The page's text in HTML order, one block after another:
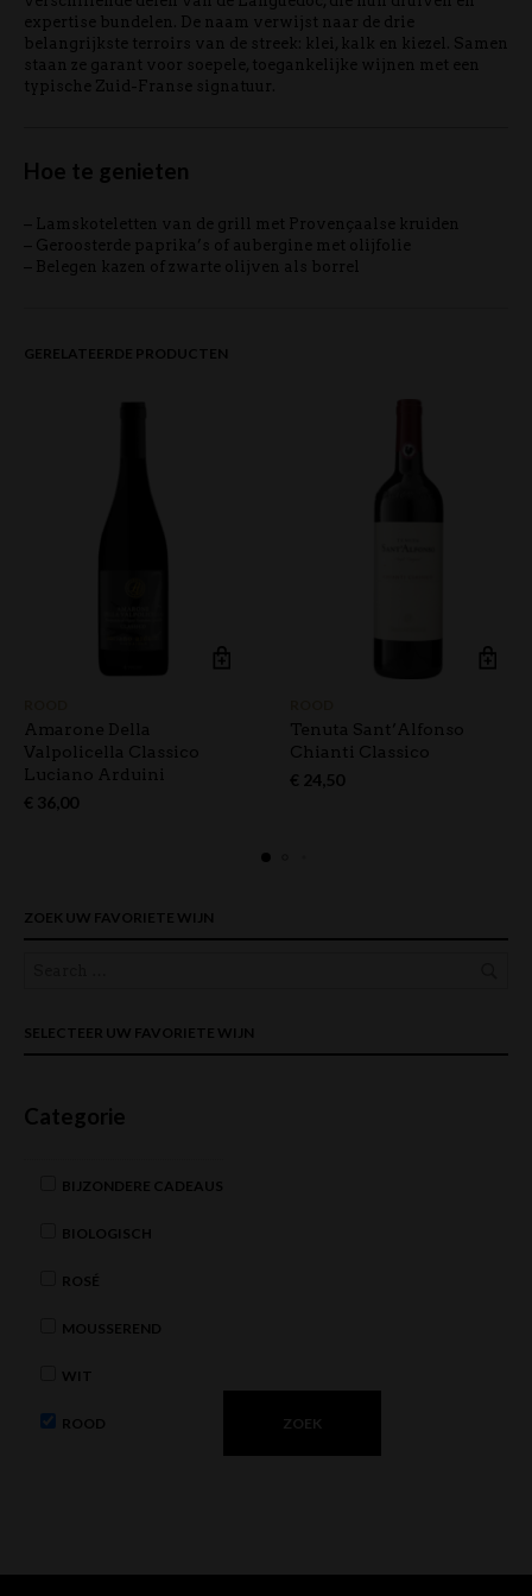
expertise bundelen. De naam verwijst naar de drie
belangrijkste terroirs van de streek: klei, kalk en kiezel. Samen
staan ze garant voor soepele, toegankelijke wijnen met een
typische Zuid-Franse signatuur.
Hoe te genieten
– Lamskoteletten van de grill met Provençaalse kruiden
– Geroosterde paprika’s of aubergine met olijfolie
– Belegen kazen of zwarte olijven als borrel
GERELATEERDE PRODUCTEN
Amarone Della
Valpolicella Classico
Luciano Arduini
€ 36,00
Tenuta Sant’Alfonso
Chianti Classico
€ 24,50
ZOEK UW FAVORIETE WIJN
SELECTEER UW FAVORIETE WIJN
Categorie
BIJZONDERE CADEAUS
BIOLOGISCH
ROSÉ
MOUSSEREND
WIT
ROOD